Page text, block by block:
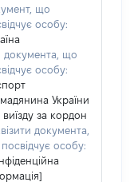
що
особу:
документа, що
особу:
України
виїзду за кордон
документа,
особу: